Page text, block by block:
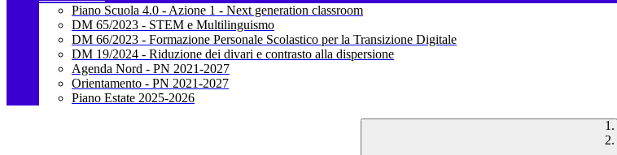
Piano Scuola 4.0 - Azione 1 - Next generation classroom
DM 65/2023 - STEM e Multilinguismo
DM 66/2023 - Formazione Personale Scolastico per la Transizione Digitale
DM 19/2024 - Riduzione dei divari e contrasto alla dispersione
Agenda Nord - PN 2021-2027
Orientamento - PN 2021-2027
Piano Estate 2025-2026